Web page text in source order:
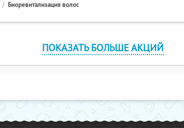
Биоревитализация волос
ПОКАЗАТЬ БОЛЬШЕ АКЦИЙ